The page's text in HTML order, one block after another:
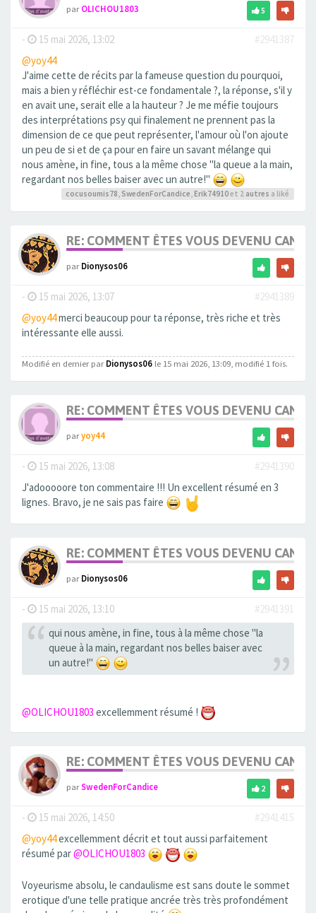
parOLICHOU1803 5
- 15 mai 2026, 13:02
#2941387
@yoy44
J'aime cette de récits par la fameuse question du pourquoi,
mais a bien y réfléchir est-ce fondamentale ?, la réponse, s'il y
en avait une, serait elle a la hauteur ? Je me méfie toujours
des interprétations psy qui finalement ne prennent pas la
dimension de ce que peut représenter, l'amour où l'on ajoute
un peu de si et de ça pour en faire un savant mélange qui
nous amène, in fine, tous a la même chose "la queue a la main,
regardant nos belles baiser avec un autre!"
cocusoumis78 SwedenForCandice Erik74910et 2 autres a liké
RE: COMMENT ÊTES VOUS DEVENU
parDionysos06
- 15 mai 2026, 13:07
#2941389
@yoy44merci beaucoup pour ta réponse, très riche et très
intéressante elle aussi.
Modifié en dernier parDionysos06 le 15 mai 2026, 13:09, modifié 1 fois.
RE: COMMENT ÊTES VOUS DEVENU
paryoy44
- 15 mai 2026, 13:08
#2941390
J'adooooore ton commentaire !!! Un excellent résumé en 3
lignes. Bravo, je ne sais pas faire
RE: COMMENT ÊTES VOUS DEVENU
parDionysos06
- 15 mai 2026, 13:10
#2941391
qui nous amène, in fine, tous à la même chose "la
queue à la main, regardant nos belles baiser avec
un autre!"
@OLICHOU1803 excellemment résumé !
RE: COMMENT ÊTES VOUS DEVENU
parSwedenForCandice 2
- 15 mai 2026, 14:50
#2941415
@yoy44excellemment décrit et tout aussi parfaitement
résumé par@OLICHOU1803
Voyeurisme absolu, le candaulisme est sans doute le sommet
erotique d'une telle pratique ancrée très très profondément